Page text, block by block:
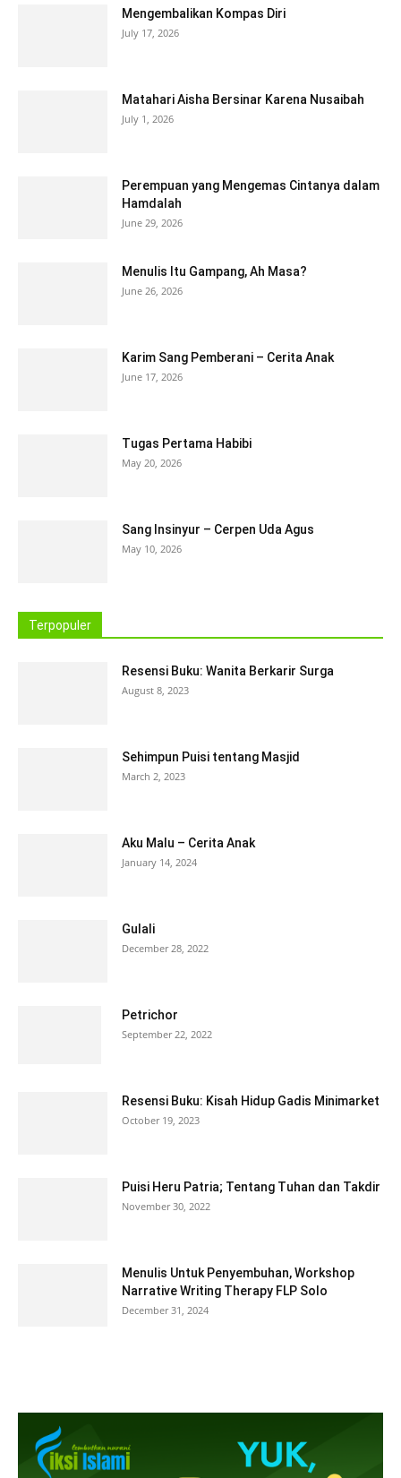
Mengembalikan Kompas Diri
July 17, 2026
Matahari Aisha Bersinar Karena Nusaibah
July 1, 2026
Perempuan yang Mengemas Cintanya dalam
Hamdalah
June 29, 2026
Menulis Itu Gampang, Ah Masa?
June 26, 2026
Karim Sang Pemberani – Cerita Anak
June 17, 2026
Tugas Pertama Habibi
May 20, 2026
Sang Insinyur – Cerpen Uda Agus
May 10, 2026
Terpopuler
Resensi Buku: Wanita Berkarir Surga
August 8, 2023
Sehimpun Puisi tentang Masjid
March 2, 2023
Aku Malu – Cerita Anak
January 14, 2024
Gulali
December 28, 2022
Petrichor
September 22, 2022
Resensi Buku: Kisah Hidup Gadis Minimarket
October 19, 2023
Puisi Heru Patria; Tentang Tuhan dan Takdir
November 30, 2022
Menulis Untuk Penyembuhan, Workshop
Narrative Writing Therapy FLP Solo
December 31, 2024